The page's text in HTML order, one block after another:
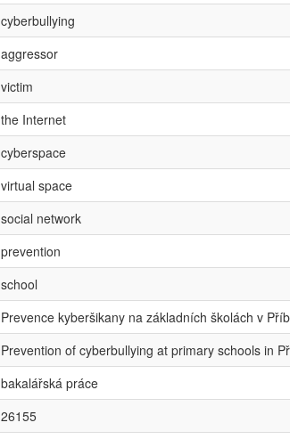
cyberbullying
aggressor
victim
the Internet
cyberspace
virtual space
social network
prevention
school
Prevence kyberšikany na základních školách v
Prevention of cyberbullying at primary schools in
bakalářská práce
26155